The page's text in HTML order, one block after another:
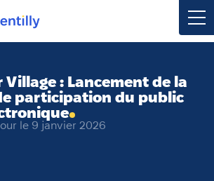
: Lancement de la
participation du public
le 9 janvier 2026
Votre mairie
Vivre à Lentilly